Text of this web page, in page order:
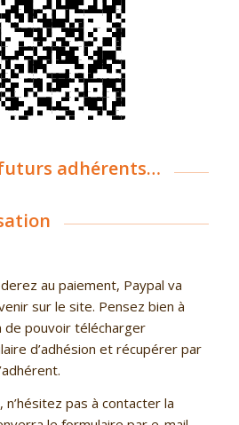
adhérents…
au paiement, Paypal va
sur le site. Pensez bien à
de pouvoir télécharger
d’adhésion et récupérer par
pas à contacter la